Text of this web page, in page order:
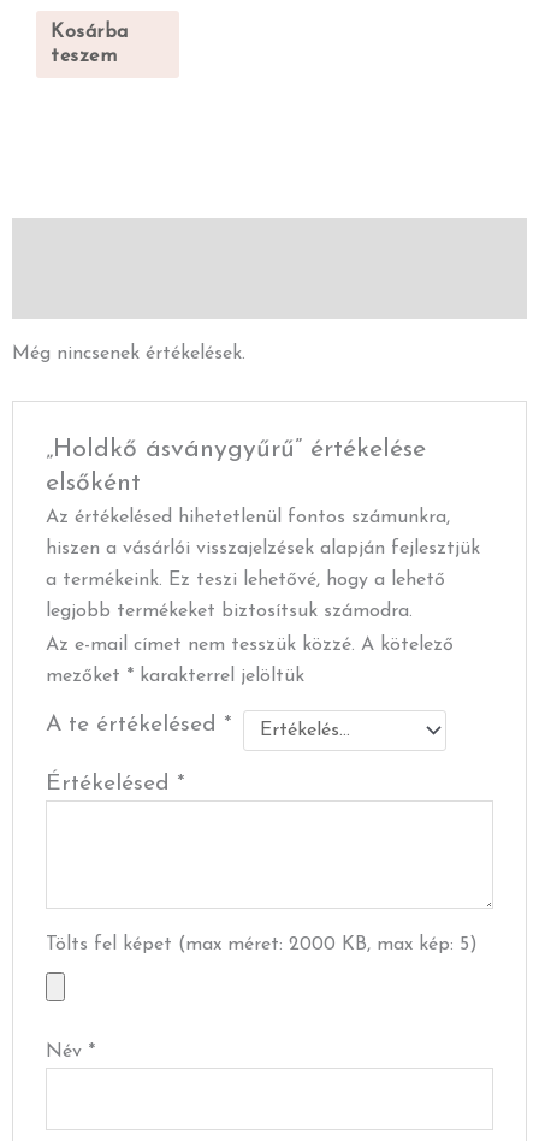
Kosárba
teszem
Még nincsenek értékelések.
„Holdkő ásványgyűrű” értékelése
elsőként
Az értékelésed hihetetlenül fontos számunkra,
hiszen a vásárlói visszajelzések alapján fejlesztjük
a termékeink. Ez teszi lehetővé, hogy a lehető
legjobb termékeket biztosítsuk számodra.
Az e-mail címet nem tesszük közzé. A kötelező
mezőket *karakterrel jelöltük
A te értékelésed *
Értékelésed *
Tölts fel képet (max méret: 2000 KB, max kép: 5)
Név *